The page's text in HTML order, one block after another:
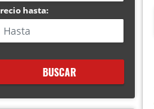
hasta:
BUSCAR